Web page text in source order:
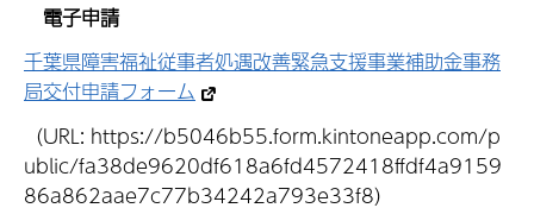
電子申請
千葉県障害福祉従事者処遇改善緊急支援事業補助金事務
局交付申請フォーム
（URL: https://b5046b55.form.kintoneapp.com/p
ublic/fa38de9620df618a6fd4572418ffdf4a9159
86a862aae7c77b34242a793e33f8）